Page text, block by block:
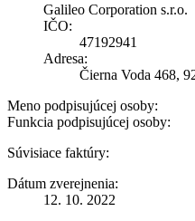
Galileo Corporation s.r.o.
IČO:
47192941
Adresa:
Čierna Voda 468,
Meno podpisujúcej osoby:
Funkcia podpisujúcej osoby:
Súvisiace faktúry:
Dátum zverejnenia:
12. 10. 2022